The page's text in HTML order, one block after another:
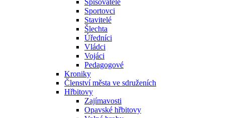
Spisovatelé
Sportovci
Stavitelé
Šlechta
Úředníci
Vládci
Vojáci
Pedagogové
Kroniky
Členství města ve sdruženích
Hřbitovy
Zajímavosti
Opavské hřbitovy